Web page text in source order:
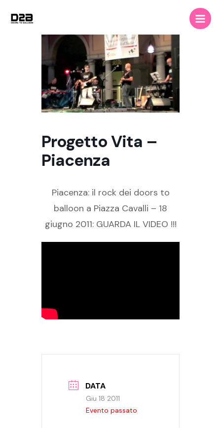
Main
Progetto Vita –
Piacenza
Piacenza: il rock dei doors to
balloon a Piazza Cavalli – 18
giugno 2011: GUARDA IL VIDEO !!!
DATA
Giu 18 2011
Evento passato